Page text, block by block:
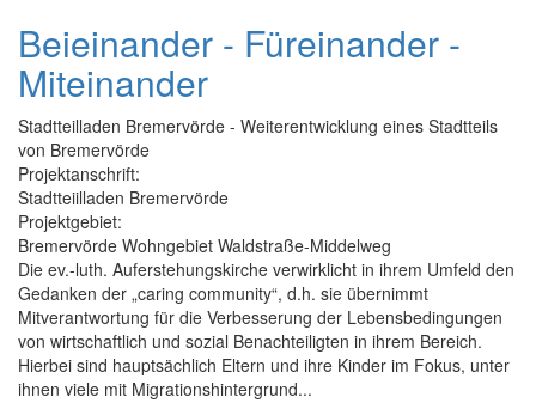
Beieinander - Füreinander -
Miteinander
Stadtteilladen Bremervörde - Weiterentwicklung eines Stadtteils
von Bremervörde
Projektanschrift:
Stadtteiilladen Bremervörde
Projektgebiet:
Bremervörde Wohngebiet Waldstraße-Middelweg
Die ev.-luth. Auferstehungskirche verwirklicht in ihrem Umfeld den
Gedanken der „caring community“, d.h. sie übernimmt
Mitverantwortung für die Verbesserung der Lebensbedingungen
von wirtschaftlich und sozial Benachteiligten in ihrem Bereich.
Hierbei sind hauptsächlich Eltern und ihre Kinder im Fokus, unter
ihnen viele mit Migrationshintergrund...